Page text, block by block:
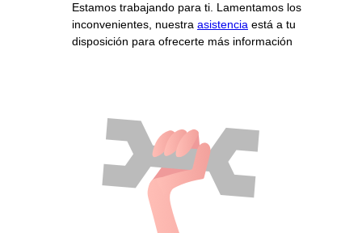
Estamos trabajando para ti. Lamentamos los
inconvenientes, nuestra asistencia está a tu
disposición para ofrecerte más información